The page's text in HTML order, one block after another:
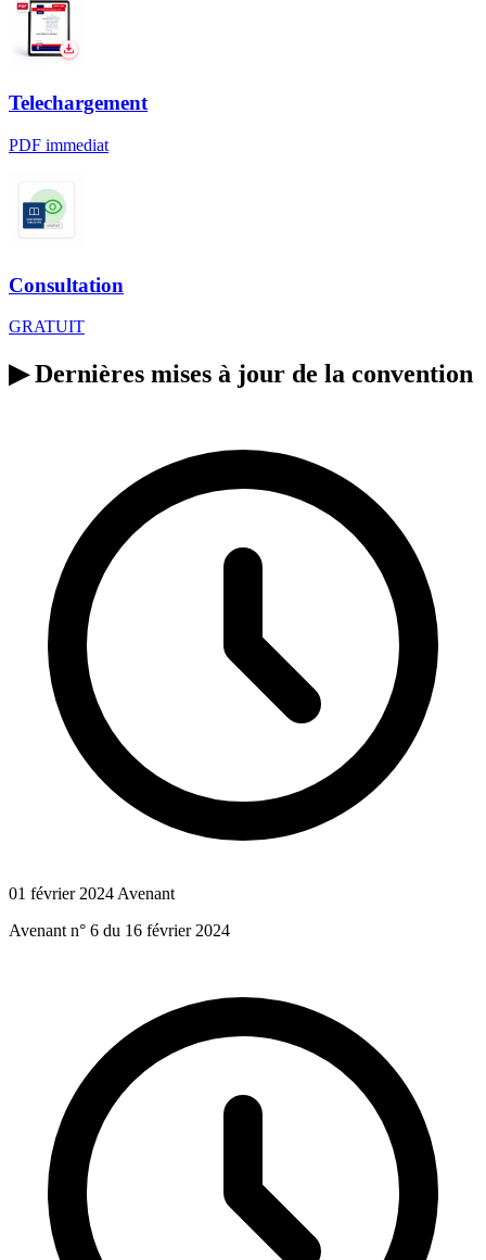
Telechargement
PDF immediat
Consultation
GRATUIT
▶Dernières mises à jour de la convention
01 février 2024 Avenant
Avenant n° 6 du 16 février 2024